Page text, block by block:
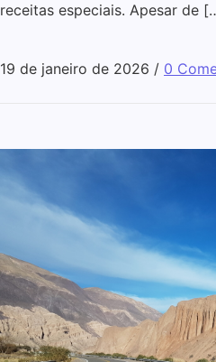
receitas especiais. Apesar de
19 de janeiro de 2026 / 0